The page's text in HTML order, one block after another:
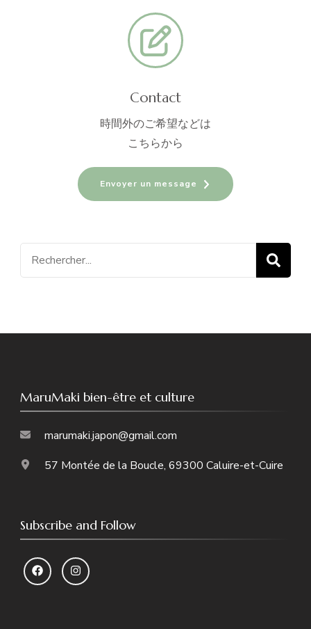
Contact
時間外のご希望などは
こちらから
Envoyer un message
Recherche
pour
MaruMaki bien-être et culture
marumaki.japon@gmail.com
57 Montée de la Boucle, 69300 Caluire-et-Cuire
Subscribe and Follow